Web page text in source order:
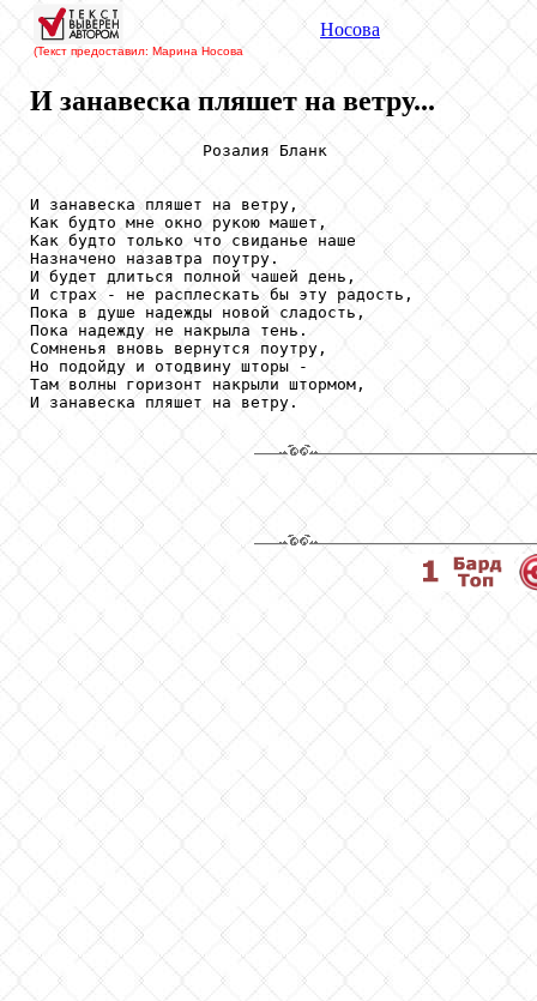
(Текст предоставил: Марина Носова
Носова
И занавеска пляшет на ветру...
                  Розалия Бланк
И занавеска пляшет на ветру,
Как будто мне окно рукою машет,
Как будто только что свиданье наше
Назначено назавтра поутру.
И будет длиться полной чашей день,
И страх - не расплескать бы эту радость,
Пока в душе надежды новой сладость,
Пока надежду не накрыла тень.
Сомненья вновь вернутся поутру,
Но подойду и отодвину шторы -
Там волны горизонт накрыли штормом,
И занавеска пляшет на ветру.